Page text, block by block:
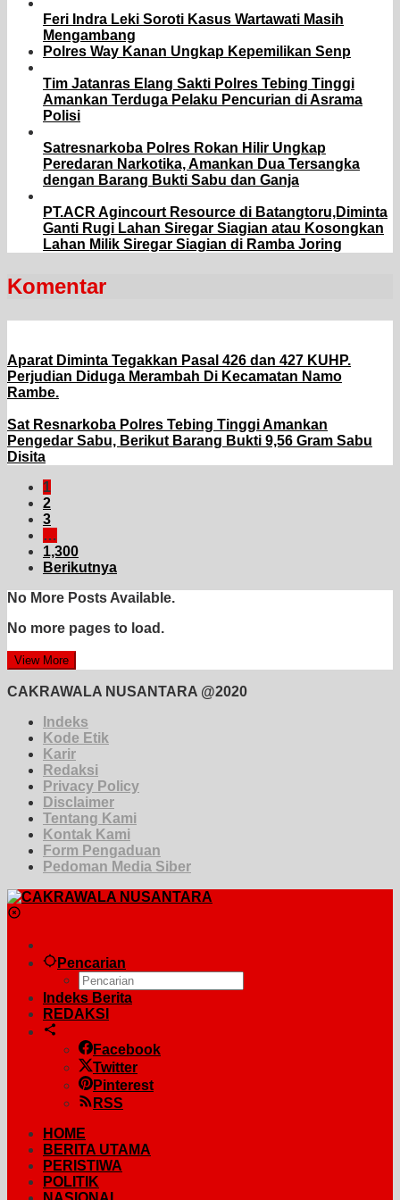
Feri Indra Leki Soroti Kasus Wartawati Masih
Mengambang
Polres Way Kanan Ungkap Kepemilikan Senp
Tim Jatanras Elang Sakti Polres Tebing Tinggi
Amankan Terduga Pelaku Pencurian di Asrama
Polisi
Satresnarkoba Polres Rokan Hilir Ungkap
Peredaran Narkotika, Amankan Dua Tersangka
dengan Barang Bukti Sabu dan Ganja
PT.ACR Agincourt Resource di Batangtoru,Diminta
Ganti Rugi Lahan Siregar Siagian atau Kosongkan
Lahan Milik Siregar Siagian di Ramba Joring
Komentar
Aparat Diminta Tegakkan Pasal 426 dan 427 KUHP.
Perjudian Diduga Merambah Di Kecamatan Namo
Rambe.
Sat Resnarkoba Polres Tebing Tinggi Amankan
Pengedar Sabu, Berikut Barang Bukti 9,56 Gram Sabu
Disita
1
2
3
…
1,300
Berikutnya
No More Posts Available.
No more pages to load.
View More
CAKRAWALA NUSANTARA @2020
Indeks
Kode Etik
Karir
Redaksi
Privacy Policy
Disclaimer
Tentang Kami
Kontak Kami
Form Pengaduan
Pedoman Media Siber
Pencarian
Indeks Berita
REDAKSI
Facebook
Twitter
Pinterest
RSS
HOME
BERITA UTAMA
PERISTIWA
POLITIK